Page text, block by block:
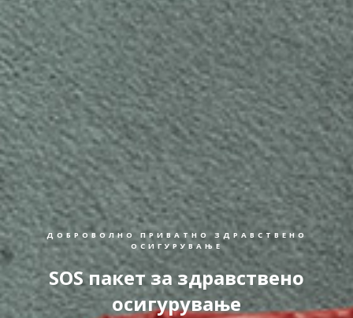
ДОБРОВОЛНО ПРИВАТНО ЗДРАВСТВЕНО
ОСИГУРУВАЊЕ
SOS пакет за здравствено
осигурување